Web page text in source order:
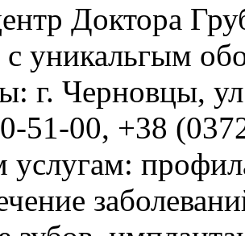
Доктора
с уникальгым
г. Черновцы,
51-00, +38